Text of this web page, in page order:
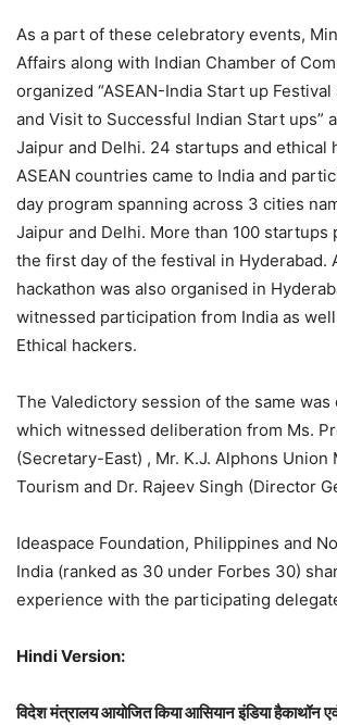
As a part of these celebratory events,
Affairs along with Indian Chamber of
organized “ASEAN-India Start up Festival
and Visit to Successful Indian Start ups”
Jaipur and Delhi. 24 startups and ethical
ASEAN countries came to India and
day program spanning across 3 cities
Jaipur and Delhi. More than 100 startups
the first day of the festival in Hyderabad.
hackathon was also organised in
witnessed participation from India as well
Ethical hackers.
The Valedictory session of the same was
which witnessed deliberation from Ms.
(Secretary-East) , Mr. K.J. Alphons Union
Tourism and Dr. Rajeev Singh (Director
Ideaspace Foundation, Philippines and
India (ranked as 30 under Forbes 30)
experience with the participating
Hindi Version:
विदेश मंत्रालय आयोजित किया आसियान इंडिया हैकाथॉन